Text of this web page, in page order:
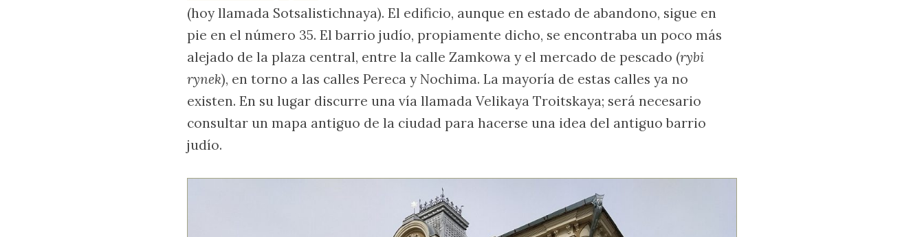
(hoy llamada Sotsalistichnaya). El edificio, aunque en estado de abandono, sigue en
pie en el número 35. El barrio judío, propiamente dicho, se encontraba un poco más
alejado de la plaza central, entre la calle Zamkowa y el mercado de pescado (rybi
rynek), en torno a las calles Pereca y Nochima. La mayoría de estas calles ya no
existen. En su lugar discurre una vía llamada Velikaya Troitskaya; será necesario
consultar un mapa antiguo de la ciudad para hacerse una idea del antiguo barrio
judío.